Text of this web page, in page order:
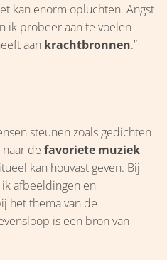
kan enorm opluchten. Angst
ik probeer aan te voelen
aan krachtbronnen.”
steunen zoals gedichten
de favoriete muziek
kan houvast geven. Bij
afbeeldingen en
het thema van de
is een bron van